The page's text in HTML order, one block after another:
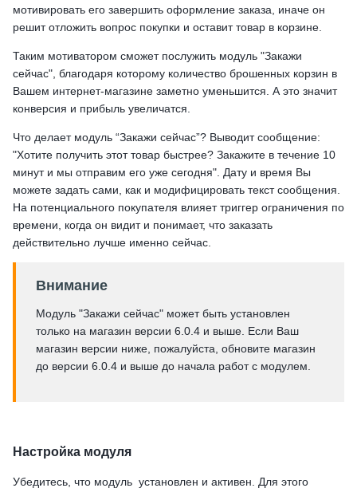
мотивировать его завершить оформление заказа, иначе он
решит отложить вопрос покупки и оставит товар в корзине.
Таким мотиватором сможет послужить модуль "Закажи
сейчас", благодаря которому количество брошенных корзин в
Вашем интернет-магазине заметно уменьшится. А это значит
конверсия и прибыль увеличатся.
Что делает модуль “Закажи сейчас”? Выводит сообщение:
"Хотите получить этот товар быстрее? Закажите в течение 10
минут и мы отправим его уже сегодня". Дату и время Вы
можете задать сами, как и модифицировать текст сообщения.
На потенциального покупателя влияет триггер ограничения по
времени, когда он видит и понимает, что заказать
действительно лучше именно сейчас.
Внимание
Модуль "Закажи сейчас" может быть установлен
только на магазин версии 6.0.4 и выше. Если Ваш
магазин версии ниже, пожалуйста, обновите магазин
до версии 6.0.4 и выше до начала работ с модулем.
Настройка модуля
Убедитесь, что модуль установлен и активен. Для этого